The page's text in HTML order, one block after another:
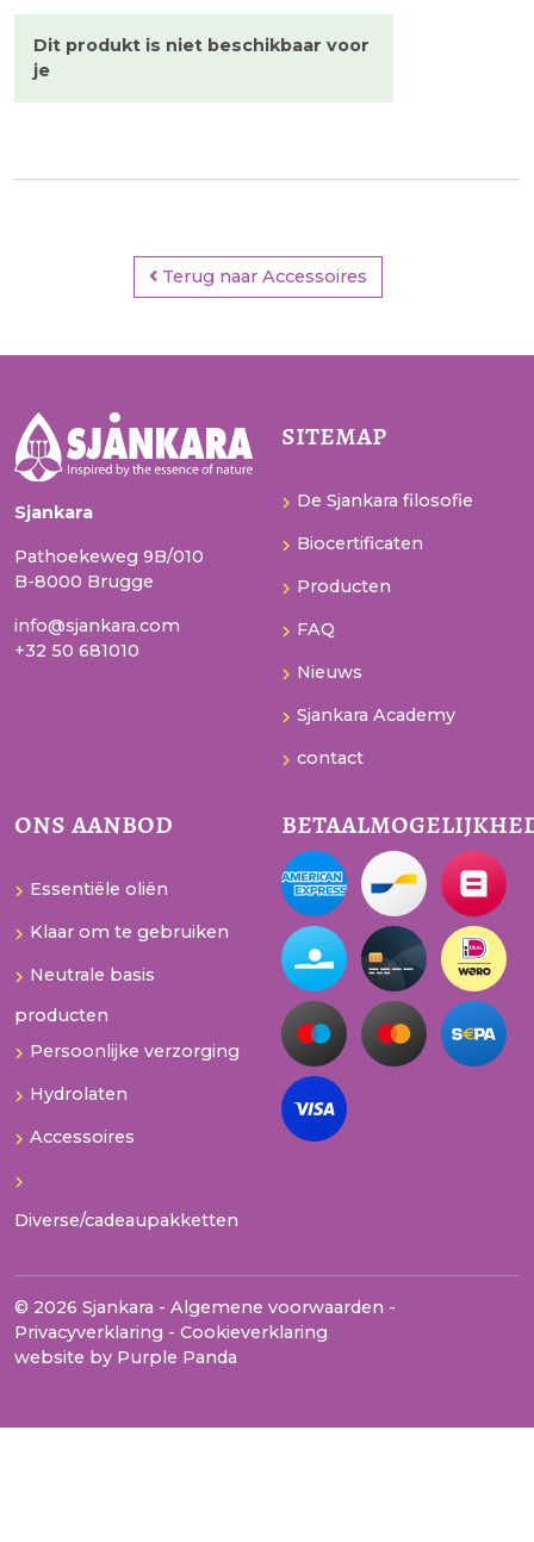
Dit produkt is niet beschikbaar voor
je
Terug naar Accessoires
Sjankara
Pathoekeweg 9B/010
B-8000 Brugge
info@sjankara.com
+32 50 681010
sitemap
De Sjankara filosofie
Biocertificaten
Producten
FAQ
Nieuws
Sjankara Academy
contact
ons aanbod
Essentiële oliën
Klaar om te gebruiken
Neutrale basis
producten
Persoonlijke verzorging
Hydrolaten
Accessoires
Diverse/cadeaupakketten
© 2026 Sjankara - Algemene voorwaarden -
Privacyverklaring - Cookieverklaring
website by Purple Panda